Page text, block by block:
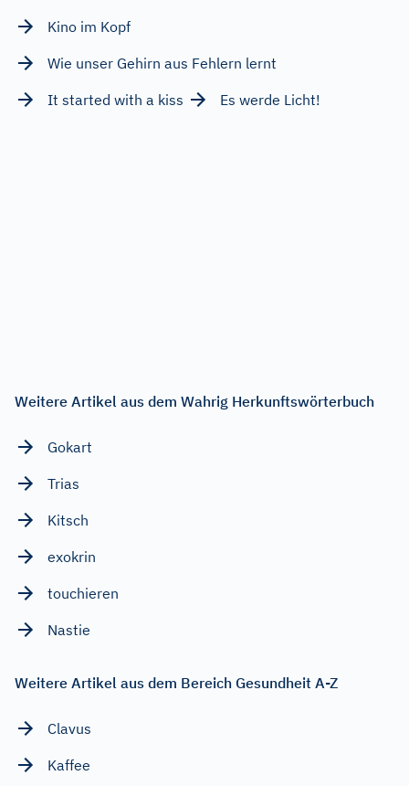
Kino im Kopf
Wie unser Gehirn aus Fehlern lernt
It started with a kiss
Es werde Licht!
Weitere Artikel aus dem Wahrig Herkunftswörterbuch
Gokart
Trias
Kitsch
exokrin
touchieren
Nastie
Weitere Artikel aus dem Bereich Gesundheit A-Z
Clavus
Kaffee